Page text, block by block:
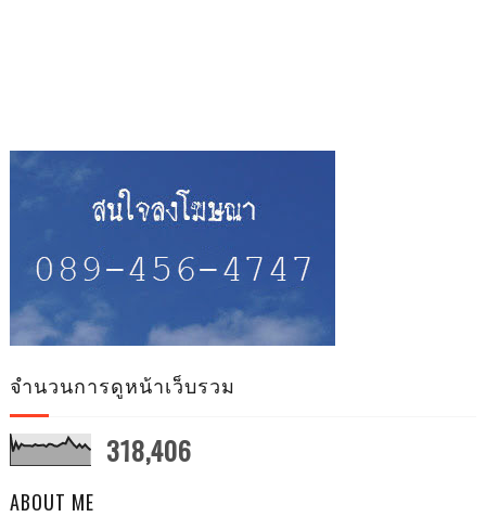
จำนวนการดูหน้าเว็บรวม
318,406
ABOUT ME